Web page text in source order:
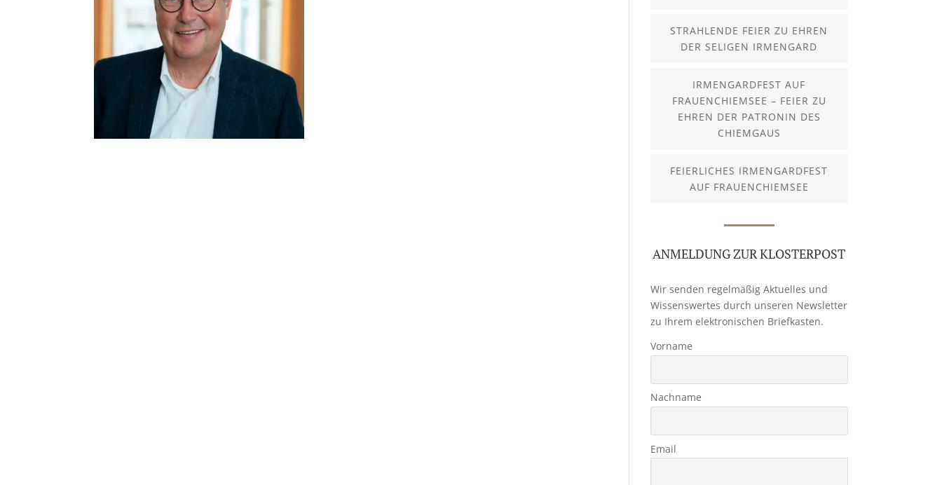
STRAHLENDE FEIER ZU EHREN
DER SELIGEN IRMENGARD
IRMENGARDFEST AUF
FRAUENCHIEMSEE – FEIER ZU
EHREN DER PATRONIN DES
CHIEMGAUS
FEIERLICHES IRMENGARDFEST
AUF FRAUENCHIEMSEE
ANMELDUNG ZUR KLOSTERPOST
Wir senden regelmäßig Aktuelles und
Wissenswertes durch unseren Newsletter
zu Ihrem elektronischen Briefkasten.
Vorname
Nachname
Email